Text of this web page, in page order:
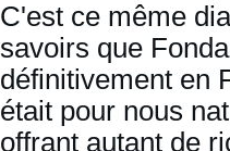
C'est ce même
savoirs que
définitivement en
était pour nous
offrant autant de